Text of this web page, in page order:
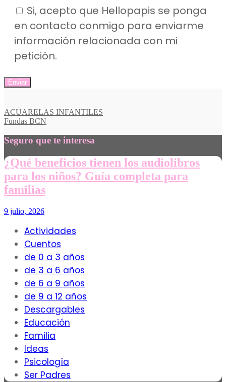
Si, acepto que Hellopapis se ponga
en contacto conmigo para enviarme
información relacionada con mi
petición.
Navegación
de
entradas
ACUARELAS INFANTILES
Fundas BCN
Seguro que te interesa
¿Qué beneficios tienen los audiolibros
para los niños? Guía completa para
familias
9 julio, 2026
Actividades
Cuentos
de 0 a 3 años
de 3 a 6 años
de 6 a 9 años
de 9 a 12 años
Descargables
Educación
Familia
Ideas
Psicología
Ser Padres